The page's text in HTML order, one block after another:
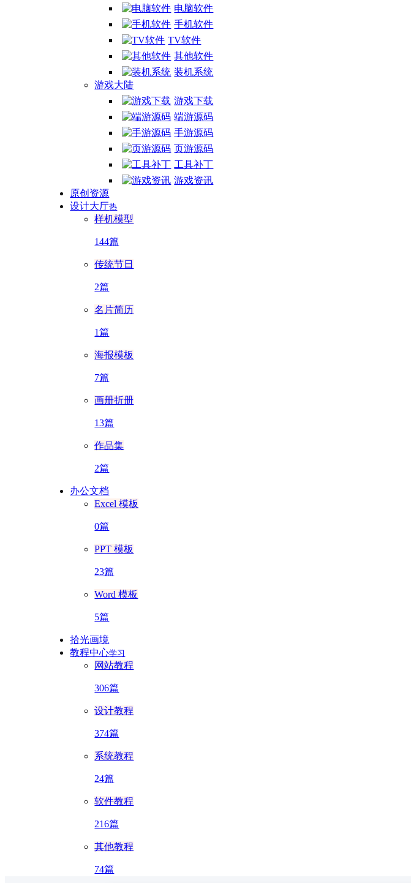
电脑软件
手机软件
TV软件
其他软件
装机系统
游戏大陆
游戏下载
端游源码
手游源码
页游源码
工具补丁
游戏资讯
原创资源
设计大厅热
样机模型
144篇
传统节日
2篇
名片简历
1篇
海报模板
7篇
画册折册
13篇
作品集
2篇
办公文档
Excel 模板
0篇
PPT 模板
23篇
Word 模板
5篇
拾光画境
教程中心学习
网站教程
306篇
设计教程
374篇
系统教程
24篇
软件教程
216篇
其他教程
74篇